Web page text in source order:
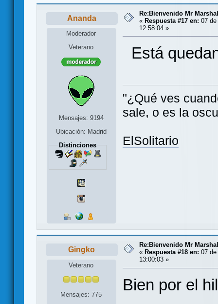
Ananda
Moderador
Veterano
Mensajes: 9194
Ubicación: Madrid
Distinciones
Re:Bienvenido Mr
« Respuesta #17 en: 07
12:58:04 »
Está
"¿Qué ves
sale, o es la
ElSolitario
Gingko
Veterano
Mensajes: 775
Re:Bienvenido Mr
« Respuesta #18 en: 07
13:00:03 »
Bien por el